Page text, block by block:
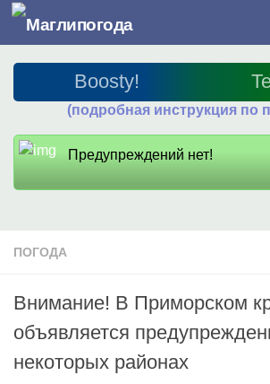
Перейти к содержимому
Boosty!
(подробная инструкция по
Предупреждений нет!
ПОГОДА
Внимание! В Приморском
объявляется
некоторых районах